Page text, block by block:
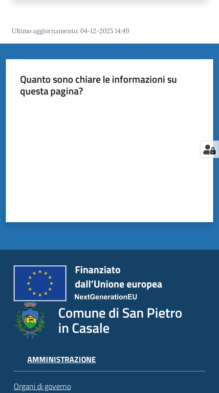
Ultimo aggiornamento:04-12-2025 14:49
Quanto sono chiare le informazioni su
questa pagina?
Comune di San Pietro
in Casale
AMMINISTRAZIONE
Organi di governo